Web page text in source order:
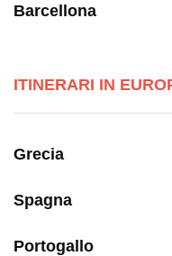
Barcellona
ITINERARI IN
Grecia
Spagna
Portogallo